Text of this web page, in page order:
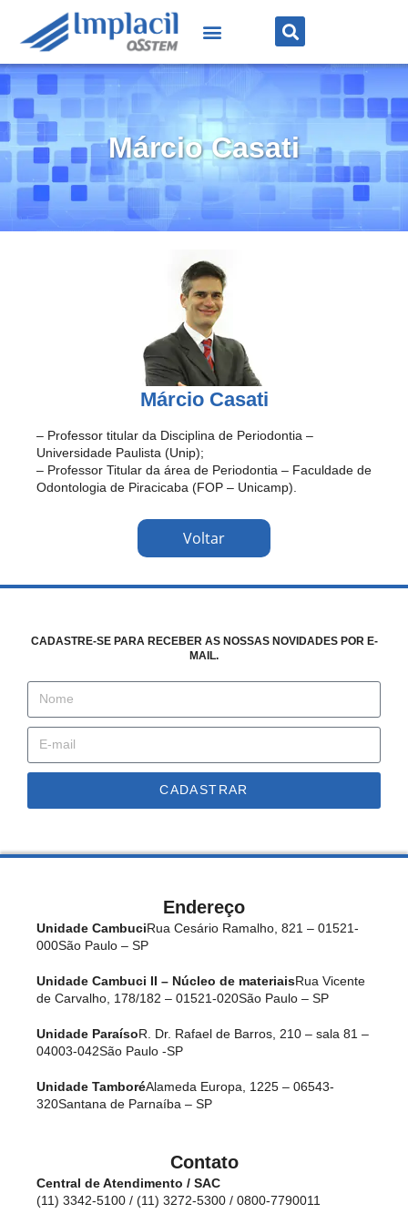
Márcio Casati
Márcio Casati
– Professor titular da Disciplina de Periodontia –
Universidade Paulista (Unip);
– Professor Titular da área de Periodontia – Faculdade de
Odontologia de Piracicaba (FOP – Unicamp).
Voltar
CADASTRE-SE PARA RECEBER AS NOSSAS NOVIDADES POR E-
MAIL.
CADASTRAR
Endereço
Unidade CambuciRua Cesário Ramalho, 821 – 01521-
000São Paulo – SP
Unidade Cambuci II – Núcleo de materiaisRua Vicente
de Carvalho, 178/182 – 01521-020São Paulo – SP
Unidade ParaísoR. Dr. Rafael de Barros, 210 – sala 81 –
04003-042São Paulo -SP
Unidade TamboréAlameda Europa, 1225 – 06543-
320Santana de Parnaíba – SP
Contato
Central de Atendimento / SAC
(11) 3342-5100 / (11) 3272-5300 / 0800-7790011